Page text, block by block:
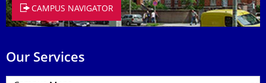
CAMPUS NAVIGATOR
Our Services